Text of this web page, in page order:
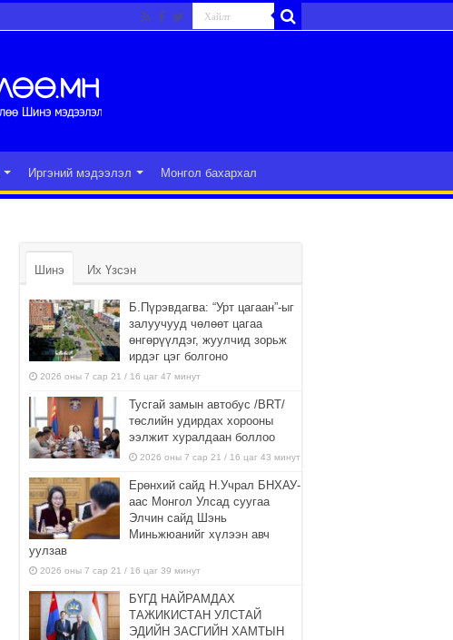
Иргэний мэдээлэл Монгол бахархал
Шинэ Их Үзсэн
Б.Пүрэвдагва: “Урт цагаан”-ыг
залуучууд чөлөөт цагаа
өнгөрүүлдэг, жуулчид зорьж
ирдэг цэг болгоно
2026 оны 7 сар 21 / 16 цаг 47 минут
Тусгай замын автобус /BRT/
төслийн удирдах хорооны
ээлжит хуралдаан боллоо
2026 оны 7 сар 21 / 16 цаг 43 минут
Ерөнхий сайд Н.Учрал БНХАУ-
аас Монгол Улсад суугаа
Элчин сайд Шэнь
Миньжюанийг хүлээн авч
уулзав
2026 оны 7 сар 21 / 16 цаг 39 минут
БҮГД НАЙРАМДАХ
ТАЖИКИСТАН УЛСТАЙ
ЭДИЙН ЗАСГИЙН ХАМТЫН